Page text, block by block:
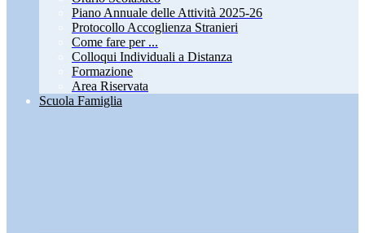
Piano Annuale delle Attività 2025-26
Protocollo Accoglienza Stranieri
Come fare per ...
Colloqui Individuali a Distanza
Formazione
Area Riservata
Scuola Famiglia